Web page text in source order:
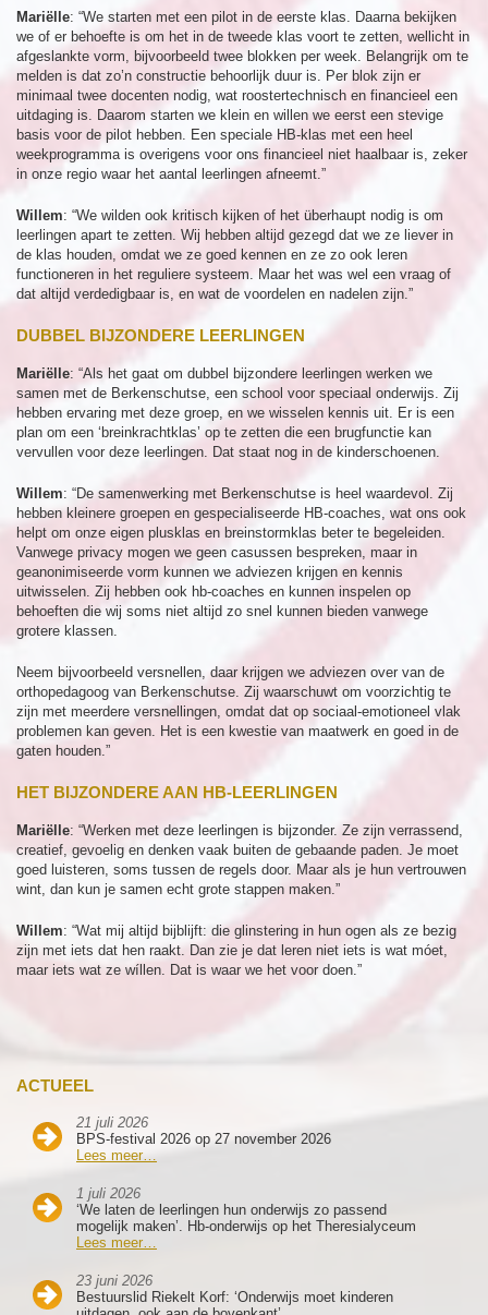
ACTUEEL
21 juli 2026
BPS-festival 2026 op 27 november 2026
Lees meer…
1 juli 2026
‘We laten de leerlingen hun onderwijs zo passend
mogelijk maken’. Hb-onderwijs op het Theresialyceum
Lees meer…
23 juni 2026
Bestuurslid Riekelt Korf: ‘Onderwijs moet kinderen
Mariëlle: “We starten met een pilot in de eerste klas. Daarna bekijken
we of er behoefte is om het in de tweede klas voort te zetten, wellicht in
afgeslankte vorm, bijvoorbeeld twee blokken per week. Belangrijk om te
melden is dat zo’n constructie behoorlijk duur is. Per blok zijn er
minimaal twee docenten nodig, wat roostertechnisch en financieel een
uitdaging is. Daarom starten we klein en willen we eerst een stevige
basis voor de pilot hebben. Een speciale HB-klas met een heel
weekprogramma is overigens voor ons financieel niet haalbaar is, zeker
in onze regio waar het aantal leerlingen afneemt.”
Willem: “We wilden ook kritisch kijken of het überhaupt nodig is om
leerlingen apart te zetten. Wij hebben altijd gezegd dat we ze liever in
de klas houden, omdat we ze goed kennen en ze zo ook leren
functioneren in het reguliere systeem. Maar het was wel een vraag of
dat altijd verdedigbaar is, en wat de voordelen en nadelen zijn.”
DUBBEL BIJZONDERE LEERLINGEN
Mariëlle: “Als het gaat om dubbel bijzondere leerlingen werken we
samen met de Berkenschutse, een school voor speciaal onderwijs. Zij
hebben ervaring met deze groep, en we wisselen kennis uit. Er is een
plan om een ‘breinkrachtklas’ op te zetten die een brugfunctie kan
vervullen voor deze leerlingen. Dat staat nog in de kinderschoenen.
Willem: “De samenwerking met Berkenschutse is heel waardevol. Zij
hebben kleinere groepen en gespecialiseerde HB-coaches, wat ons ook
helpt om onze eigen plusklas en breinstormklas beter te begeleiden.
Vanwege privacy mogen we geen casussen bespreken, maar in
geanonimiseerde vorm kunnen we adviezen krijgen en kennis
uitwisselen. Zij hebben ook hb-coaches en kunnen inspelen op
behoeften die wij soms niet altijd zo snel kunnen bieden vanwege
grotere klassen.
Neem bijvoorbeeld versnellen, daar krijgen we adviezen over van de
orthopedagoog van Berkenschutse. Zij waarschuwt om voorzichtig te
zijn met meerdere versnellingen, omdat dat op sociaal-emotioneel vlak
problemen kan geven. Het is een kwestie van maatwerk en goed in de
gaten houden.”
HET BIJZONDERE AAN HB-LEERLINGEN
Mariëlle: “Werken met deze leerlingen is bijzonder. Ze zijn verrassend,
creatief, gevoelig en denken vaak buiten de gebaande paden. Je moet
goed luisteren, soms tussen de regels door. Maar als je hun vertrouwen
wint, dan kun je samen echt grote stappen maken.”
Willem: “Wat mij altijd bijblijft: die glinstering in hun ogen als ze bezig
zijn met iets dat hen raakt. Dan zie je dat leren niet iets is wat móet,
maar iets wat ze wíllen. Dat is waar we het voor doen.”